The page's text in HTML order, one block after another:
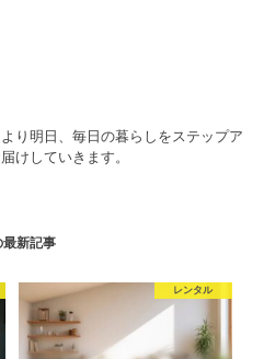
り明日、毎日の暮らしをステップア
けしていきます。
最新記事
レンタル